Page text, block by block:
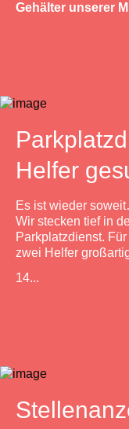
Gehälter unserer
Helfer
Es ist wieder
Wir stecken tief in
Parkplatzdienst.
zwei Helfer
14...